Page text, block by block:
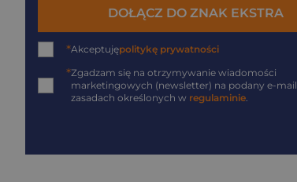
DOŁĄCZ DO ZNAK EKSTRA
*Akceptujępolitykę prywatności
*Zgadzam się na otrzymywanie wiadomości
marketingowych (newsletter) na podany e-mail
zasadach określonych w regulaminie.